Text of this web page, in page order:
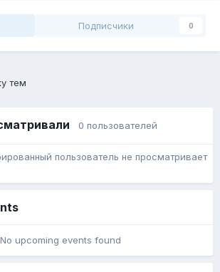
Подписчики 0
тем
0 пользователей
пользователь не просматривает
No upcoming events found